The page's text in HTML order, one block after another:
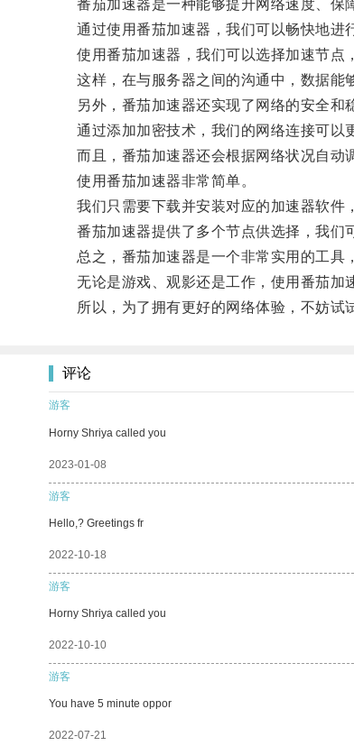
番茄加速器是一种能够提升网络速度、保
通过使用番茄加速器，我们可以畅快地进行
使用番茄加速器，我们可以选择加速节点
这样，在与服务器之间的沟通中，数据能
另外，番茄加速器还实现了网络的安全和
通过添加加密技术，我们的网络连接可以
而且，番茄加速器还会根据网络状况自动
使用番茄加速器非常简单。
我们只需要下载并安装对应的加速器软件
番茄加速器提供了多个节点供选择，我们
总之，番茄加速器是一个非常实用的工具
无论是游戏、观影还是工作，使用番茄加
所以，为了拥有更好的网络体验，不妨试试
评论
游客
Horny Shriya called you
2023-01-08
游客
Hello,? Greetings fr
2022-10-18
游客
Horny Shriya called you
2022-10-10
游客
You have 5 minute oppor
2022-07-21